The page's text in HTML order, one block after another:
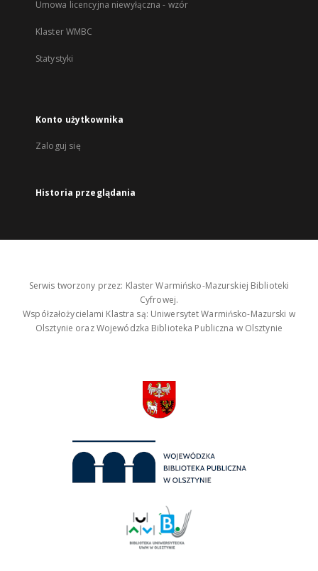
Umowa licencyjna niewyłączna - wzór
Klaster WMBC
Statystyki
Konto użytkownika
Zaloguj się
Historia przeglądania
Serwis tworzony przez: Klaster Warmińsko-Mazurskiej Biblioteki
Cyfrowej.
Współzałożycielami Klastra są: Uniwersytet Warmińsko-Mazurski w
Olsztynie oraz Wojewódzka Biblioteka Publiczna w Olsztynie